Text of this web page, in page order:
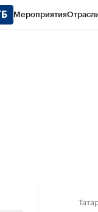
Мероприятия